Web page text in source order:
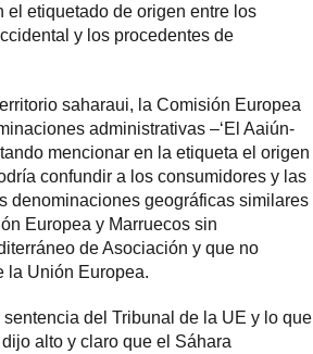
etiquetado de origen entre los
y los procedentes de
saharaui, la Comisión Europea
administrativas –‘El Aaiún-
mencionar en la etiqueta el origen
confundir a los consumidores y las
denominaciones geográficas similares
Europea y Marruecos sin
de Asociación y que no
la Unión Europea.
del Tribunal de la UE y lo que
alto y claro que el Sáhara